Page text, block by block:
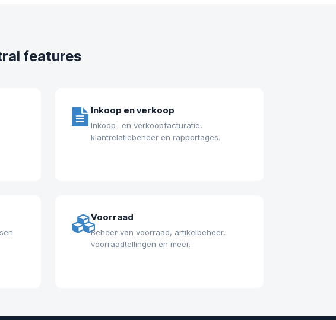
features
Inkoop en verkoop
Inkoop- en verkoopfacturatie,
klantrelatiebeheer en rapportages.
Voorraad
Beheer van voorraad, artikelbeheer,
voorraadtellingen en meer.